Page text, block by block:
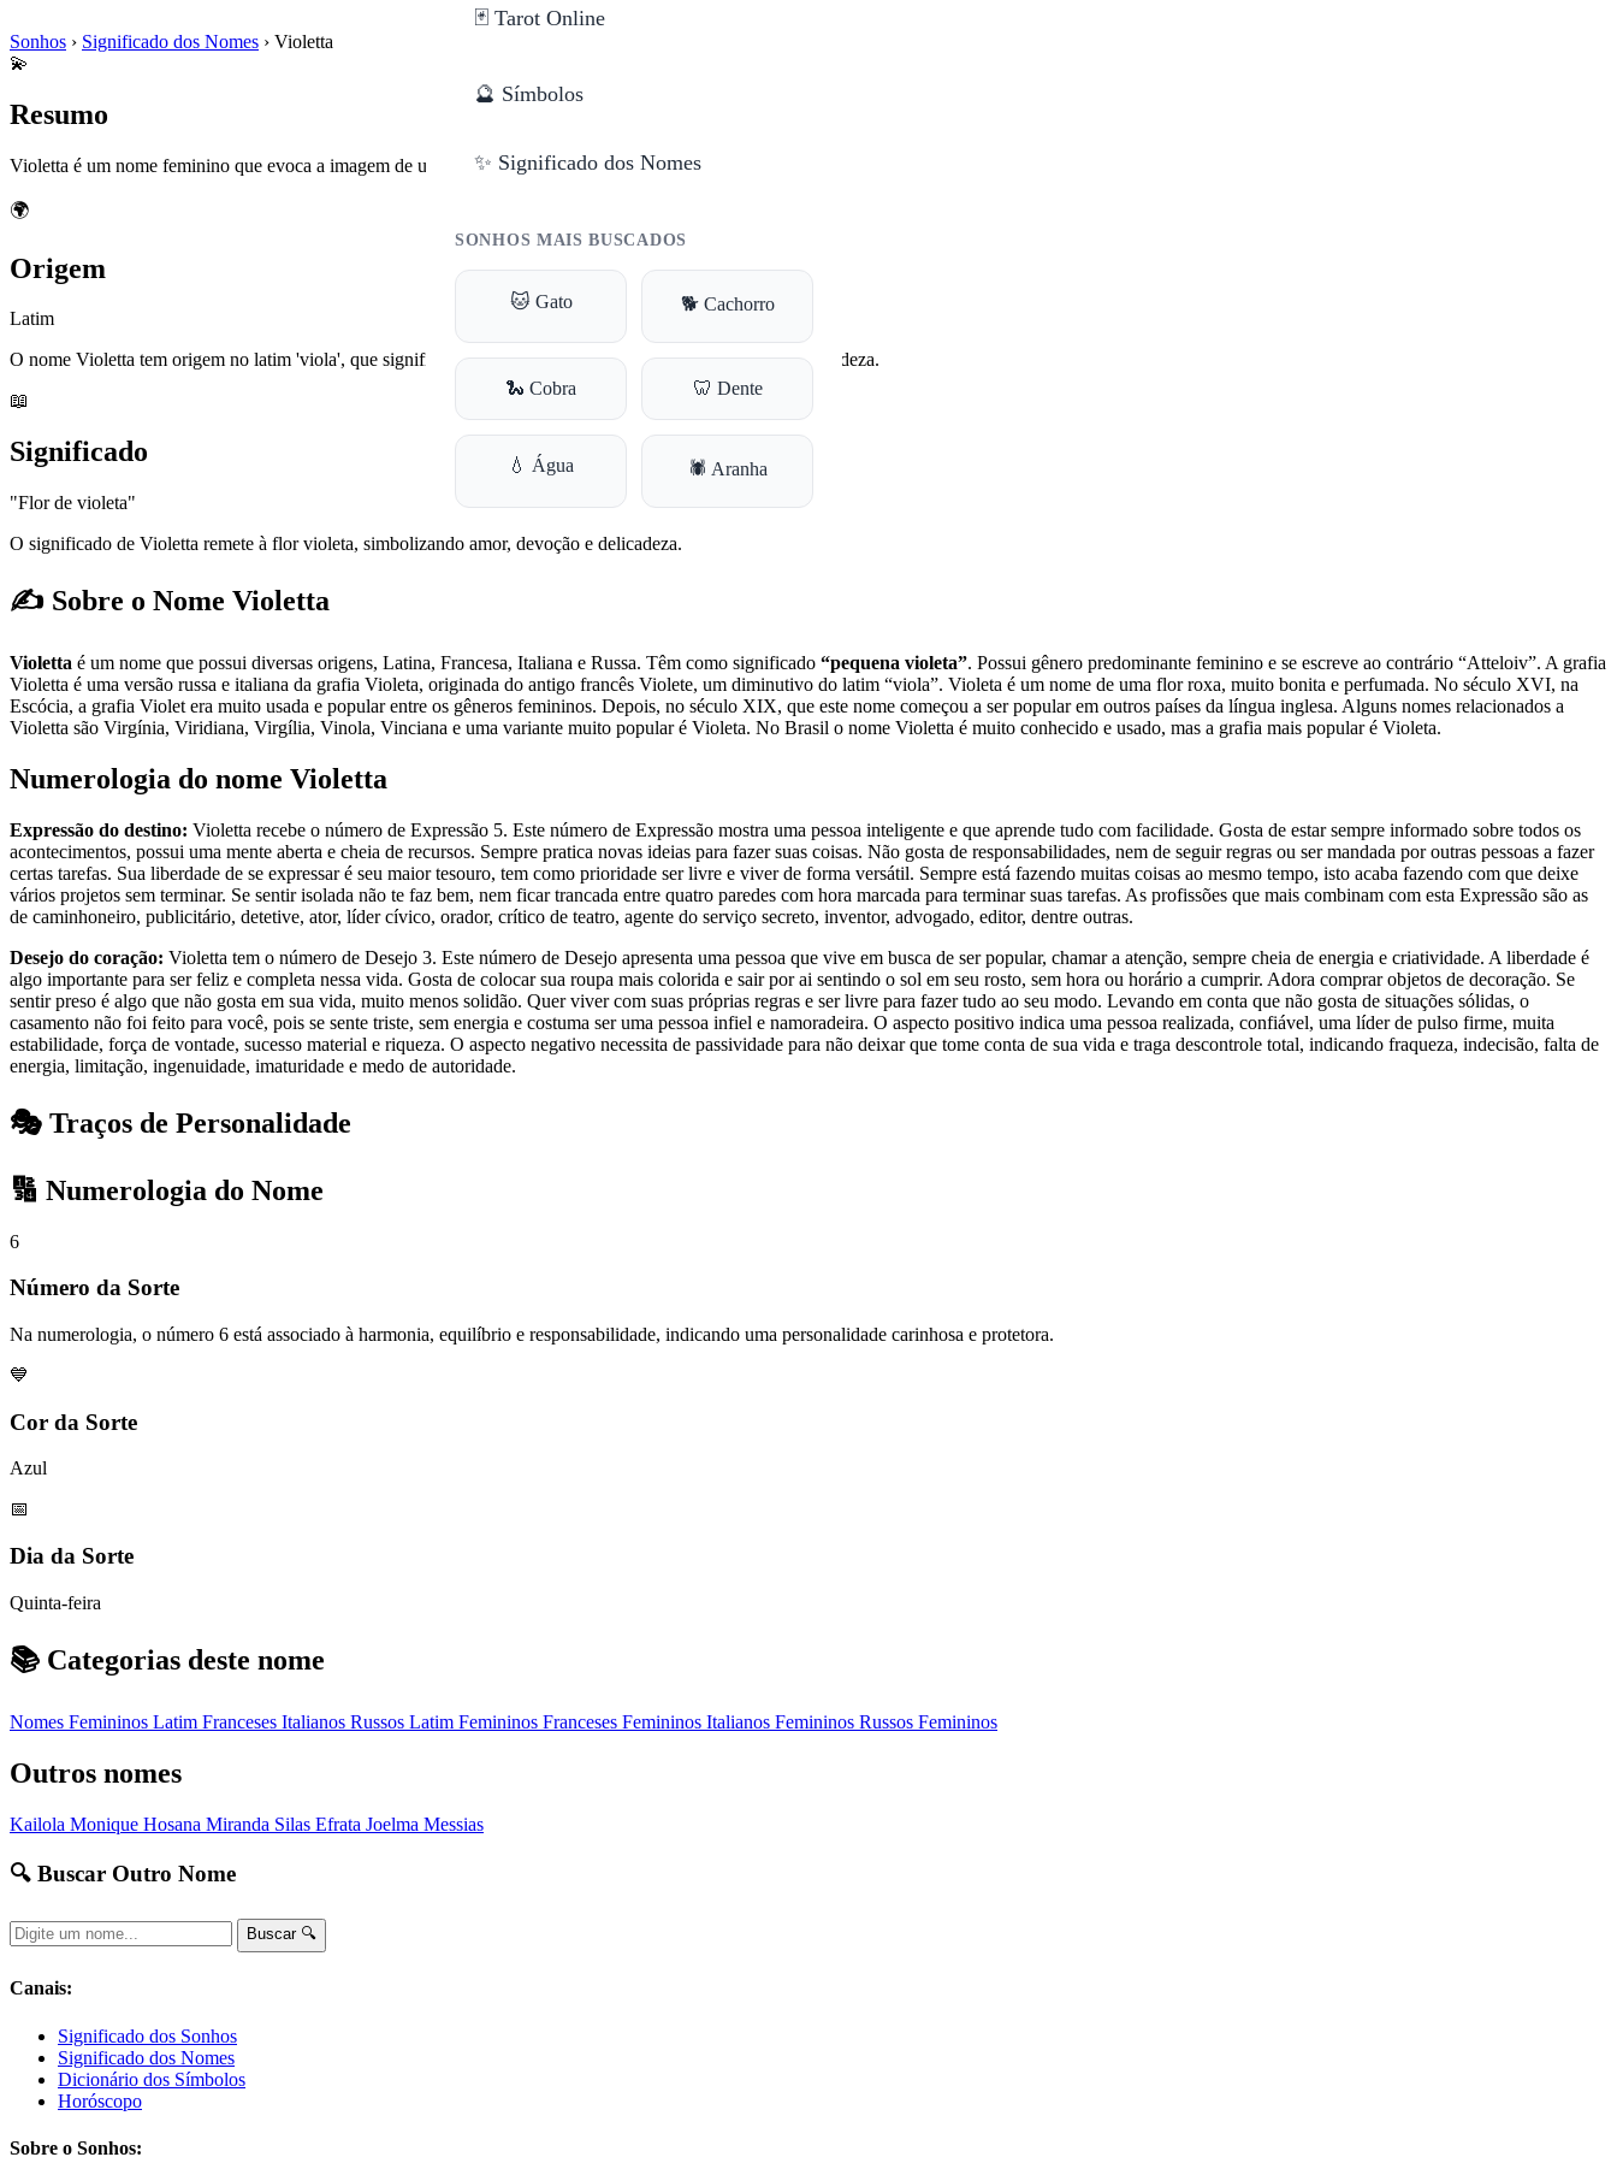
🃏 Tarot Online
🔮 Símbolos
✨ Significado dos Nomes
SONHOS MAIS BUSCADOS
🐱 Gato 🐕 Cachorro
🐍 Cobra 🦷 Dente
💧 Água 🕷️ Aranha
Sonhos › Significado dos Nomes › Violetta
💫
Resumo
Violetta é um nome feminino que evoca a imagem de uma flor e está associado à beleza e à feminilidade.
🌍
Origem
Latim
O nome Violetta tem origem no latim 'viola', que significa 'violeta', uma flor conhecida por sua beleza e delicadeza.
📖
Significado
"Flor de violeta"
O significado de Violetta remete à flor violeta, simbolizando amor, devoção e delicadeza.
✍️ Sobre o Nome Violetta
Violetta é um nome que possui diversas origens, Latina, Francesa, Italiana e Russa. Têm como significado “pequena violeta”. Possui gênero predominante feminino e se escreve ao contrário “Atteloiv”. A grafia
Violetta é uma versão russa e italiana da grafia Violeta, originada do antigo francês Violete, um diminutivo do latim “viola”. Violeta é um nome de uma flor roxa, muito bonita e perfumada. No século XVI, na
Escócia, a grafia Violet era muito usada e popular entre os gêneros femininos. Depois, no século XIX, que este nome começou a ser popular em outros países da língua inglesa. Alguns nomes relacionados a
Violetta são Virgínia, Viridiana, Virgília, Vinola, Vinciana e uma variante muito popular é Violeta. No Brasil o nome Violetta é muito conhecido e usado, mas a grafia mais popular é Violeta.
Numerologia do nome Violetta
Expressão do destino: Violetta recebe o número de Expressão 5. Este número de Expressão mostra uma pessoa inteligente e que aprende tudo com facilidade. Gosta de estar sempre informado sobre todos os
acontecimentos, possui uma mente aberta e cheia de recursos. Sempre pratica novas ideias para fazer suas coisas. Não gosta de responsabilidades, nem de seguir regras ou ser mandada por outras pessoas a fazer
certas tarefas. Sua liberdade de se expressar é seu maior tesouro, tem como prioridade ser livre e viver de forma versátil. Sempre está fazendo muitas coisas ao mesmo tempo, isto acaba fazendo com que deixe
vários projetos sem terminar. Se sentir isolada não te faz bem, nem ficar trancada entre quatro paredes com hora marcada para terminar suas tarefas. As profissões que mais combinam com esta Expressão são as
de caminhoneiro, publicitário, detetive, ator, líder cívico, orador, crítico de teatro, agente do serviço secreto, inventor, advogado, editor, dentre outras.
Desejo do coração: Violetta tem o número de Desejo 3. Este número de Desejo apresenta uma pessoa que vive em busca de ser popular, chamar a atenção, sempre cheia de energia e criatividade. A liberdade é
algo importante para ser feliz e completa nessa vida. Gosta de colocar sua roupa mais colorida e sair por ai sentindo o sol em seu rosto, sem hora ou horário a cumprir. Adora comprar objetos de decoração. Se
sentir preso é algo que não gosta em sua vida, muito menos solidão. Quer viver com suas próprias regras e ser livre para fazer tudo ao seu modo. Levando em conta que não gosta de situações sólidas, o
casamento não foi feito para você, pois se sente triste, sem energia e costuma ser uma pessoa infiel e namoradeira. O aspecto positivo indica uma pessoa realizada, confiável, uma líder de pulso firme, muita
estabilidade, força de vontade, sucesso material e riqueza. O aspecto negativo necessita de passividade para não deixar que tome conta de sua vida e traga descontrole total, indicando fraqueza, indecisão, falta de
energia, limitação, ingenuidade, imaturidade e medo de autoridade.
🎭 Traços de Personalidade
🔢 Numerologia do Nome
6
Número da Sorte
Na numerologia, o número 6 está associado à harmonia, equilíbrio e responsabilidade, indicando uma personalidade carinhosa e protetora.
💙
Cor da Sorte
Azul
📅
Dia da Sorte
Quinta-feira
📚 Categorias deste nome
Nomes Femininos Latim Franceses Italianos Russos Latim Femininos Franceses Femininos Italianos Femininos Russos Femininos
Outros nomes
Kailola Monique Hosana Miranda Silas Efrata Joelma Messias
🔍 Buscar Outro Nome
Buscar 🔍
Canais:
Significado dos Sonhos
Significado dos Nomes
Dicionário dos Símbolos
Horóscopo
Sobre o Sonhos: